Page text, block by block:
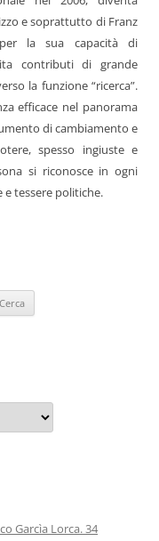
e soprattutto di Franz
per la sua capacità di
contributi di grande
la funzione “ricerca”.
efficace nel panorama
di cambiamento e
spesso ingiuste e
si riconosce in ogni
e tessere politiche.
Garcìa Lorca. 34